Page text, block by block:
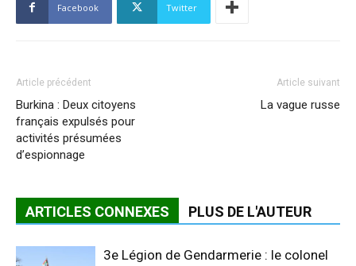
Facebook Twitter
Article précédent
Burkina : Deux citoyens
français expulsés pour
activités présumées
d’espionnage
Article suivant
La vague russe
ARTICLES CONNEXES PLUS DE L'AUTEUR
3e Légion de Gendarmerie : le colonel